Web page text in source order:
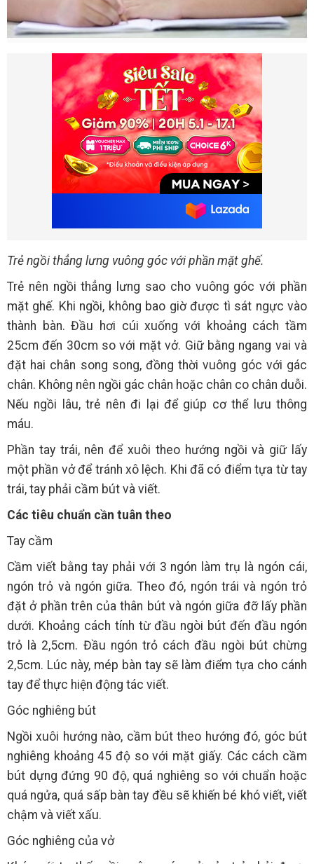
Trẻ ngồi thẳng lưng vuông góc với phần mặt ghế.
Trẻ nên ngồi thẳng lưng sao cho vuông góc với phần
mặt ghế. Khi ngồi, không bao giờ được tì sát ngực vào
thành bàn. Đầu hơi cúi xuống với khoảng cách tầm
25cm đến 30cm so với mặt vở. Giữ bằng ngang vai và
đặt hai chân song song, đồng thời vuông góc với gác
chân. Không nên ngồi gác chân hoặc chân co chân duỗi.
Nếu ngồi lâu, trẻ nên đi lại để giúp cơ thể lưu thông
máu.
Phần tay trái, nên để xuôi theo hướng ngồi và giữ lấy
một phần vở để tránh xô lệch. Khi đã có điểm tựa từ tay
trái, tay phải cầm bút và viết.
Các tiêu chuẩn cần tuân theo
Tay cầm
Cầm viết bằng tay phải với 3 ngón làm trụ là ngón cái,
ngón trỏ và ngón giữa. Theo đó, ngón trái và ngón trỏ
đặt ở phần trên của thân bút và ngón giữa đỡ lấy phần
dưới. Khoảng cách tính từ đầu ngòi bút đến đầu ngón
trỏ là 2,5cm. Đầu ngón trỏ cách đầu ngòi bút chừng
2,5cm. Lúc này, mép bàn tay sẽ làm điểm tựa cho cánh
tay để thực hiện động tác viết.
Góc nghiêng bút
Ngồi xuôi hướng nào, cầm bút theo hướng đó, góc bút
nghiêng khoảng 45 độ so với mặt giấy. Các cách cầm
bút dựng đứng 90 độ, quá nghiêng so với chuẩn hoặc
quá ngửa, quá sấp bàn tay đều sẽ khiến bé khó viết, viết
chậm và viết xấu.
Góc nghiêng của vở